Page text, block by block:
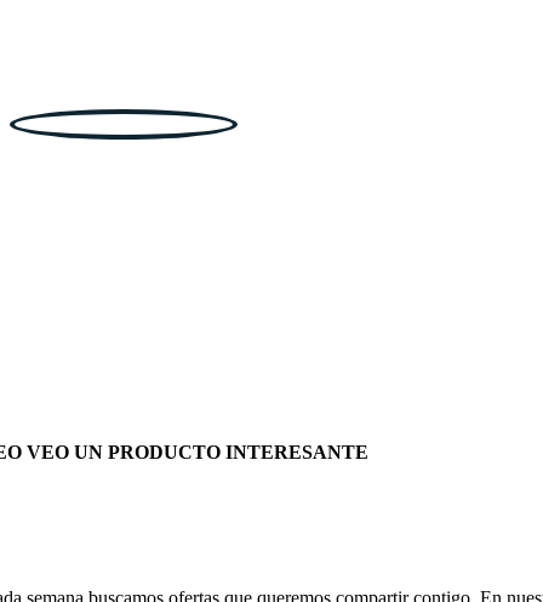
VEO UN PRODUCTO INTERESANTE
semana buscamos ofertas que queremos compartir contigo. En